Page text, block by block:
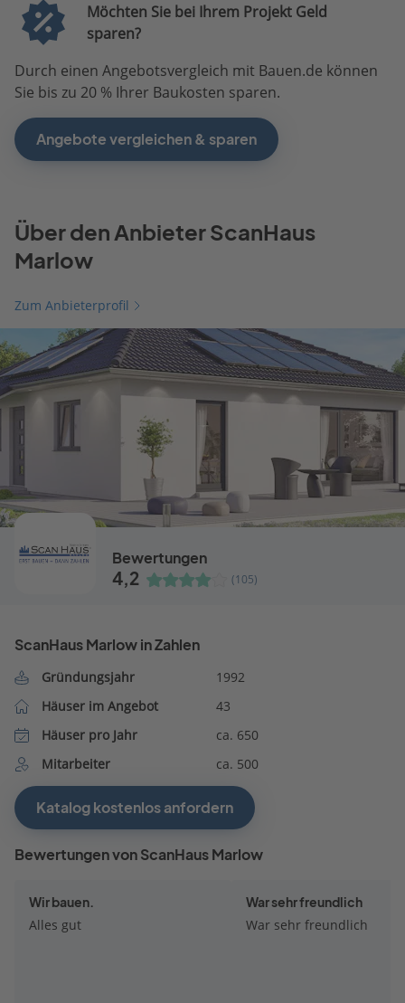
Möchten Sie bei Ihrem Projekt Geld
sparen?
Durch einen Angebotsvergleich mit Bauen.de können
Sie bis zu 20 % Ihrer Baukosten sparen.
Angebote vergleichen & sparen
Über den Anbieter ScanHaus
Marlow
Zum Anbieterprofil
Bewertungen
4,2 (105)
ScanHaus Marlow in Zahlen
Gründungsjahr
1992
Häuser im Angebot
43
Häuser pro Jahr
ca. 650
Mitarbeiter
ca. 500
Katalog kostenlos anfordern
Bewertungen von ScanHaus Marlow
Wir bauen.
Alles gut
War sehr freundlich
War sehr freundlich